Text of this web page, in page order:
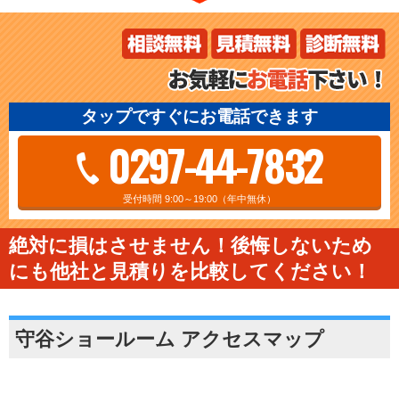
タップですぐにお電話できます
0297-44-7832
受付時間 9:00～19:00（年中無休）
絶対に損はさせません！後悔しないため
にも他社と見積りを比較してください！
守谷ショールーム アクセスマップ